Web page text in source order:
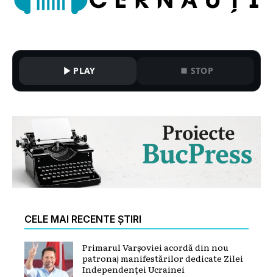
PLAY STOP
CELE MAI RECENTE ȘTIRI
Primarul Varșoviei acordă din nou
patronaj manifestărilor dedicate Zilei
Independenței Ucrainei